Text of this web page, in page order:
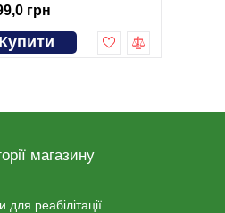
грн
Купити
магазину
для реабілітації